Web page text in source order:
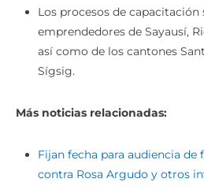
Los procesos de capacitación
emprendedores de Sayausí,
así como de los cantones
Sígsig.
Más noticias relacionadas:
Fijan fecha para audiencia
contra Rosa Argudo y otros